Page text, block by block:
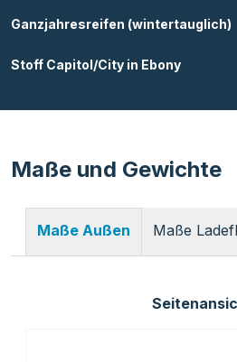
Ganzjahresreifen (wintertauglich)
Stoff Capitol/City in Ebony
Maße und Gewichte
Maße Außen Maße